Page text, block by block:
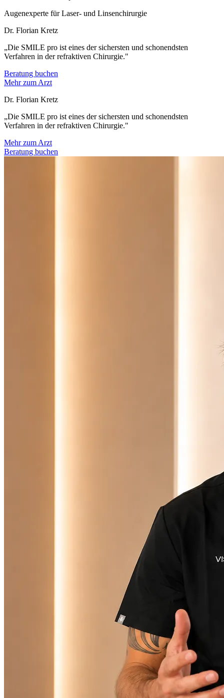
Augenexperte für Laser- und Linsenchirurgie
Dr. Florian Kretz
„Die SMILE pro ist eines der sichersten und schonendsten
Verfahren in der refraktiven Chirurgie."
Beratung buchen
Mehr zum Arzt
Dr. Florian Kretz
„Die SMILE pro ist eines der sichersten und schonendsten
Verfahren in der refraktiven Chirurgie."
Mehr zum Arzt
Beratung buchen